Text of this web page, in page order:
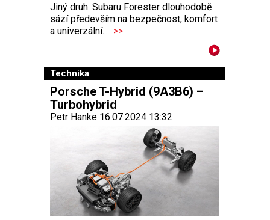
Jiný druh. Subaru Forester dlouhodobě
sází především na bezpečnost, komfort
a univerzální... >>
Technika
Porsche T-Hybrid (9A3B6) –
Turbohybrid
Petr Hanke 16.07.2024 13:32